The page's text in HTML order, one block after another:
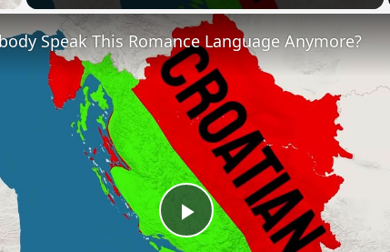
Play
Speak This Romance Language Anymore?